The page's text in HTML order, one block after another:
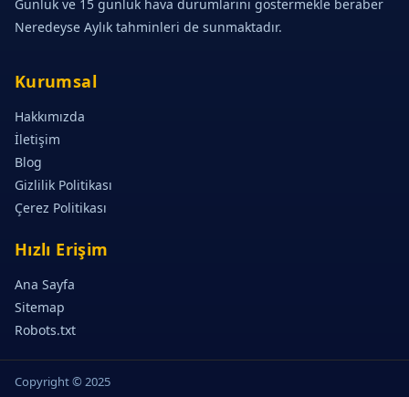
Günlük ve 15 günlük hava durumlarını göstermekle beraber
Neredeyse Aylık tahminleri de sunmaktadır.
Kurumsal
Hakkımızda
İletişim
Blog
Gizlilik Politikası
Çerez Politikası
Hızlı Erişim
Ana Sayfa
Sitemap
Robots.txt
Copyright © 2025